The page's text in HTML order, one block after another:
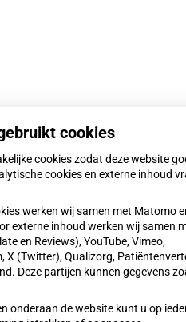
cookies
cookies zodat deze website
cookies en externe inhoud
werken wij samen met Matomo
externe inhoud werken wij samen
en Reviews), YouTube, Vimeo,
X (Twitter), Qualizorg,
Deze partijen kunnen gegevens
onderaan de website kunt u op